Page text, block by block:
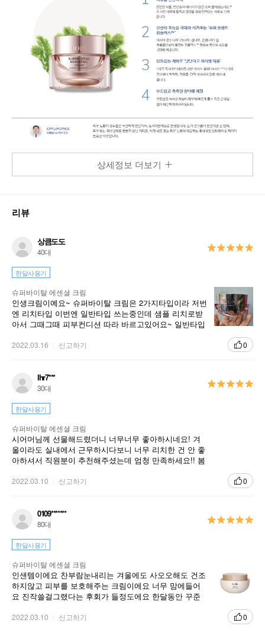
복합적인 피부 노화를 빈틈없이 케어하는 토탈 안티에이징 크림
상세정보 더보기
리뷰
상큼도도
40대
한달사용기
슈퍼바이탈 에센셜 크림
인생크림이예요~ 슈퍼바이탈 크림은 2가지타입이라 저번
엔 리치타입 이번엔 일반타입 쓰는중인데 샘플 리치로받
아서 그때그때 피부컨디션 따라 바르고있어요~ 일반타입
2022.03.16 신고하기 0
lhr7***
30대
한달사용기
슈퍼바이탈 에센셜 크림
시어머님께 선물해드렸더니 너무너무 좋아하시네요! 겨
울이라도 실내에서 근무하시다보니 너무 리치한 건 안 좋
아하셔서 직원분이 추천해주셨는데 엄청 만족하세요!! 봄
2022.03.10 신고하기 0
0109*******
80대
한달사용기
슈퍼바이탈 에센셜 크림
인샌템이에요 찬부람눈내리는 겨울에도 사오오해도 건조
하지않고 피부를 보호해주는 크림이에요 너무 맘에들어
요 진작쓸걸그랬다는 후회가 들정도에요 한달동안 꾸준
않을정도로 맘에듭니다.
2022.03.10 신고하기 0